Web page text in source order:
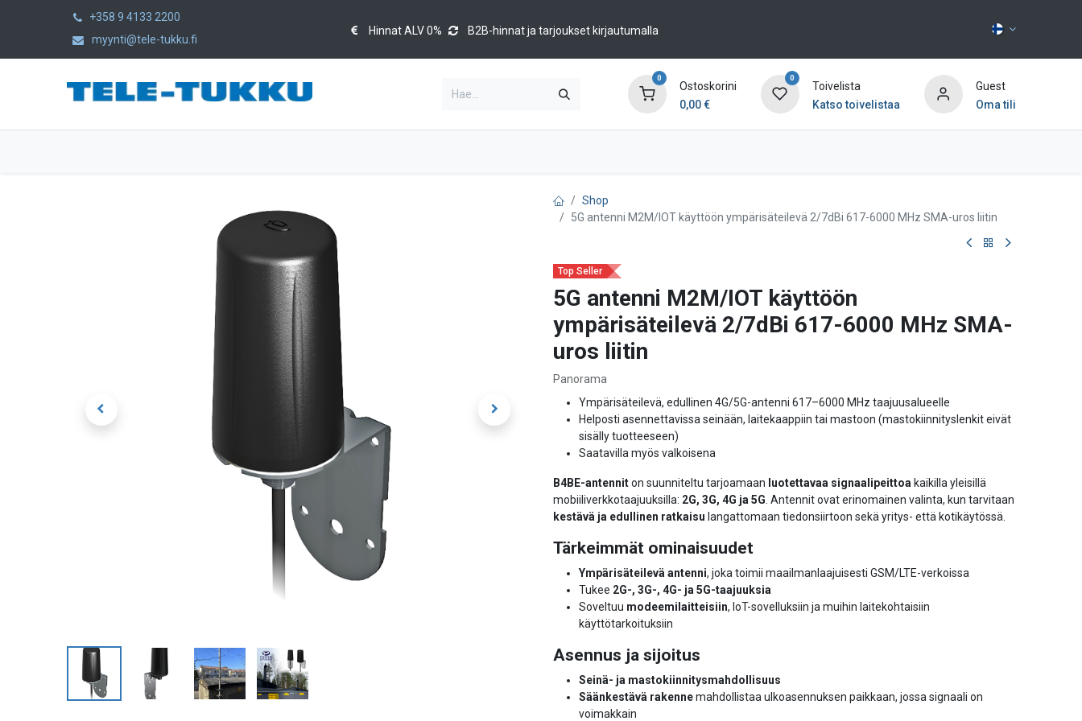
+358 9 4133 2200
myynti@tele-tukku.fi
Hinnat ALV 0% B2B-hinnat ja tarjoukset kirjautumalla
0
Ostoskorini
0,00€
0
Toivelista
Katso toivelistaa
Guest
Oma tili
Shop
5G antenni M2M/IOT käyttöön ympärisäteilevä 2/7dBi 617-6000 MHz SMA-uros liitin
Top Seller
5G antenni M2M/IOT käyttöön
ympärisäteilevä 2/7dBi 617-6000 MHz SMA-
uros liitin
Panorama
Ympärisäteilevä, edullinen 4G/5G-antenni 617–6000 MHz taajuusalueelle
Helposti asennettavissa seinään, laitekaappiin tai mastoon (mastokiinnityslenkit eivät
sisälly tuotteeseen)
Saatavilla myös valkoisena
B4BE-antenniton suunniteltu tarjoamaan luotettavaa signaalipeittoa kaikilla yleisillä
mobiiliverkkotaajuuksilla: 2G, 3G, 4G ja 5G . Antennit ovat erinomainen valinta, kun tarvitaan
kestävä ja edullinen ratkaisu langattomaan tiedonsiirtoon sekä yritys- että kotikäytössä.
Tärkeimmät ominaisuudet
Ympärisäteilevä antenni, joka toimii maailmanlaajuisesti GSM/LTE-verkoissa
Tukee 2G-, 3G-, 4G- ja 5G-taajuuksia
Soveltuu modeemilaitteisiin, IoT-sovelluksiin ja muihin laitekohtaisiin
käyttötarkoituksiin
Asennus ja sijoitus
Seinä- ja mastokiinnitysmahdollisuus
Säänkestävä rakennemahdollistaa ulkoasennuksen paikkaan, jossa signaali on
voimakkain